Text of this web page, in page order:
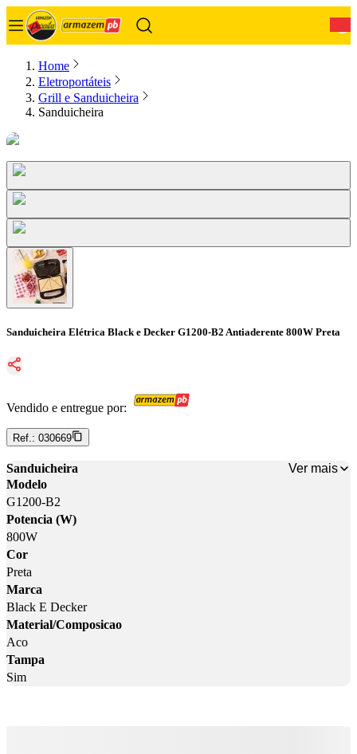
Home
Eletroportáteis
Grill e Sanduicheira
Sanduicheira
Sanduicheira Elétrica Black e Decker G1200-B2 Antiaderente 800W Preta
Vendido e entregue por:
Ref.: 030669
Sanduicheira
Ver mais
Modelo
G1200-B2
Potencia (W)
800W
Cor
Preta
Marca
Black E Decker
Material/Composicao
Aco
Tampa
Sim